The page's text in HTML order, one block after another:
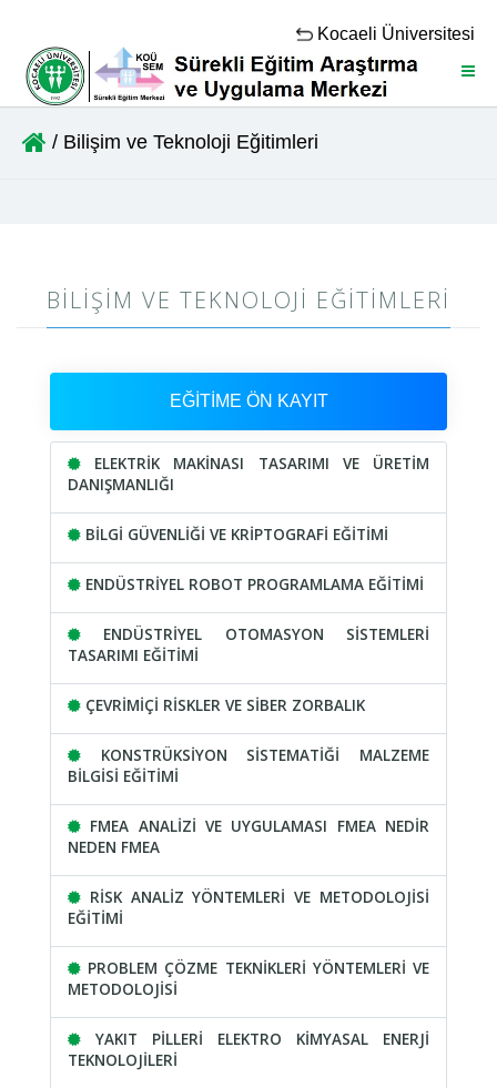
Kocaeli Üniversitesi
/ Bilişim ve Teknoloji Eğitimleri
BILIŞIM VE TEKNOLOJI EĞITIMLERI
EĞİTİME ÖN KAYIT
ELEKTRİK MAKİNASI TASARIMI VE ÜRETİM
DANIŞMANLIĞI
BİLGİ GÜVENLİĞİ VE KRİPTOGRAFİ EĞİTİMİ
ENDÜSTRİYEL ROBOT PROGRAMLAMA EĞİTİMİ
ENDÜSTRİYEL OTOMASYON SİSTEMLERİ
TASARIMI EĞİTİMİ
ÇEVRİMİÇİ RİSKLER VE SİBER ZORBALIK
KONSTRÜKSİYON SİSTEMATİĞİ MALZEME
BİLGİSİ EĞİTİMİ
FMEA ANALİZİ VE UYGULAMASI FMEA NEDİR
NEDEN FMEA
RİSK ANALİZ YÖNTEMLERİ VE METODOLOJİSİ
EĞİTİMİ
PROBLEM ÇÖZME TEKNİKLERİ YÖNTEMLERİ VE
METODOLOJİSİ
YAKIT PİLLERİ ELEKTRO KİMYASAL ENERJİ
TEKNOLOJİLERİ